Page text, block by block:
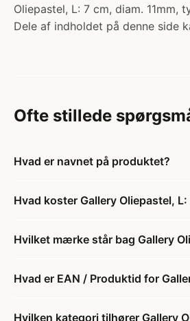
Oliepastel, L: 7 cm, diam. 11mm,
Dele af indholdet på denne side
Ofte stillede
Hvad er navnet på produktet?
Hvad koster Gallery Oliepastel,
Hvilket mærke står bag Gallery
Hvad er EAN / Produktid for
Hvilken kategori tilhører Gallery